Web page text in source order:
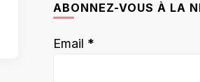
ABONNEZ-VOUS À LA
Email *